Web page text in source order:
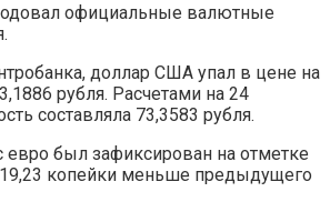
официальные валютные
доллар США упал в цене на
рубля. Расчетами на 24
составляла 73,3583 рубля.
евро был зафиксирован на отметке
19,23 копейки меньше предыдущего